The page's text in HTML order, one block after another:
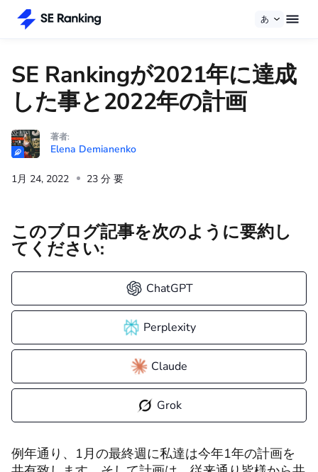
あ
SE Rankingが2021年に達成
した事と2022年の計画
著者:
Elena Demianenko
1月 24, 2022 23 分 要
このブログ記事を次のように要約し
てください:
ChatGPT
Perplexity
Claude
Grok
例年通り、1月の最終週に私達は今年1年の計画を